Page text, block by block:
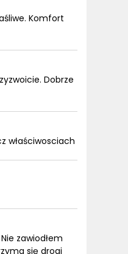
Komfort
Dobrze
właściwosciach
zawiodłem
się drogi